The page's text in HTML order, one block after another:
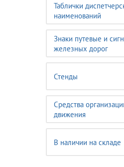
Таблички
наименований
Знаки путевые и
железных дорог
Стенды
Средства
движения
В наличии на складе